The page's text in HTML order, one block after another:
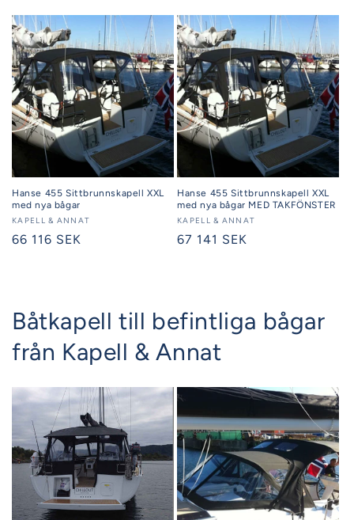
Hanse 455 Sittbrunnskapell XXL
med nya bågar
Säljare:
KAPELL & ANNAT
Ordinarie
66 116 SEK
Hanse 455 Sittbrunnskapell XXL
med nya bågar MED TAKFÖNSTER
Säljare:
KAPELL & ANNAT
Ordinarie
67 141 SEK
Båtkapell till befintliga bågar
från Kapell & Annat